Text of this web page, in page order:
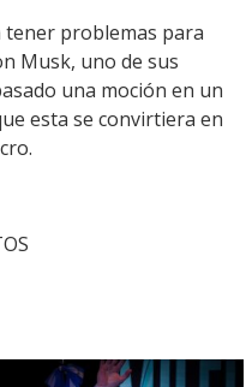
problemas para
Musk, uno de sus
una moción en un
esta se convirtiera en